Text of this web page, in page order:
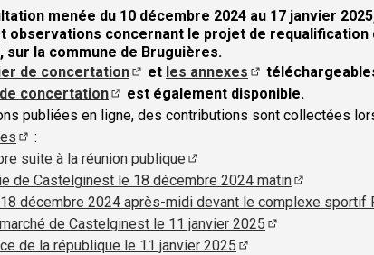
menée du 10 décembre 2024 au 17 janvier
observations concernant le projet de requalification
sur la commune de Bruguières.
de concertation
(S'ouvre dans un nouvel onglet)
et les annexes
(S'ouvre dans un
concertation
(S'ouvre dans un nouvel onglet)
est également disponible.
publiées en ligne, des contributions sont collectées
(S'ouvre dans un nouvel onglet)
:
suite à la réunion publique
(S'ouvre dans un nouvel
de Castelginest le 18 décembre 2024 matin
(S'ouvre
décembre 2024 après-midi devant le complexe sportif
de Castelginest le 11 janvier 2025
de la république le 11 janvier 2025